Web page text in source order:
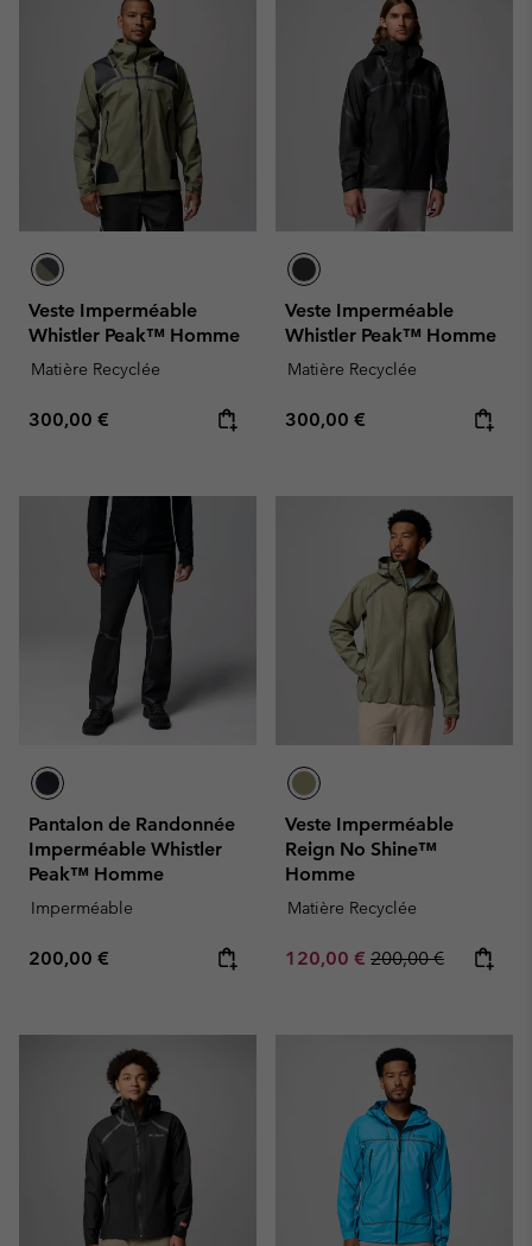
Veste Imperméable
Whistler Peak™ Homme
Matière Recyclée
Regular price:
300,00 €
Veste Imperméable
Whistler Peak™ Homme
Matière Recyclée
Regular price:
300,00 €
Pantalon de Randonnée
Imperméable Whistler
Peak™ Homme
Imperméable
Regular price:
200,00 €
Veste Imperméable
Reign No Shine™
Homme
Matière Recyclée
Sale price:
120,00 € Regular price:
200,00 €